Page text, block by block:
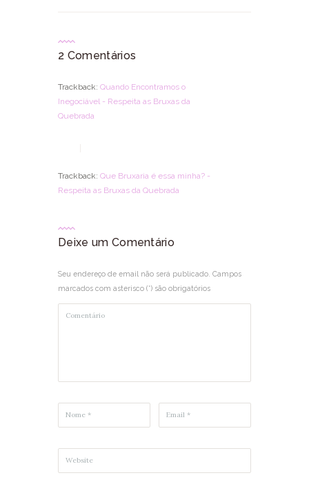
2 Comentários
Trackback: Quando Encontramos o
Inegociável - Respeita as Bruxas da
Quebrada
Trackback: Que Bruxaria é essa minha? -
Respeita as Bruxas da Quebrada
Deixe um Comentário
Seu endereço de email não será publicado. Campos
marcados com asterisco (*) são obrigatórios